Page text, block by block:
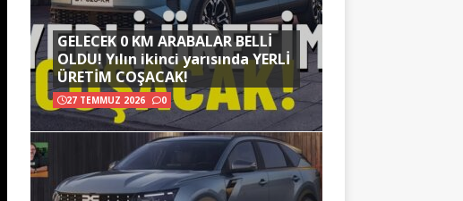
GELECEK 0 KM ARABALAR BELLİ
OLDU! Yılın ikinci yarısında YERLİ
ÜRETİM COŞACAK!
27 TEMMUZ 2026 0